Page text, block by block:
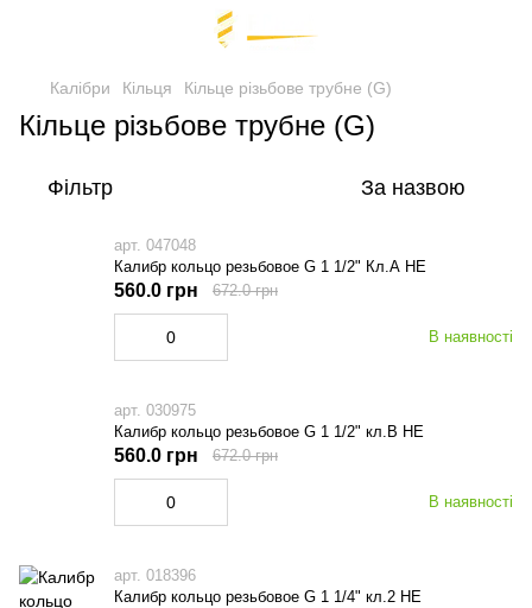
Калібри Кільця Кільце різьбове трубне (G)
Кільце різьбове трубне (G)
Фільтр За назвою
арт. 047048
Калибр кольцо резьбовое G 1 1/2" Кл.А НЕ
В наявності
560.0 грн 672.0 грн
арт. 030975
Калибр кольцо резьбовое G 1 1/2" кл.В НЕ
В наявності
560.0 грн 672.0 грн
арт. 018396
Калибр кольцо резьбовое G 1 1/4" кл.2 НЕ